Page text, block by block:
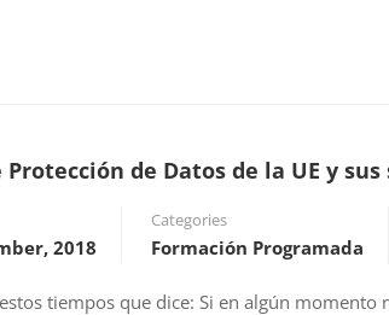
de Datos de la UE y sus
2018
Categories
Formación Programada
tiempos que dice: Si en algún momento